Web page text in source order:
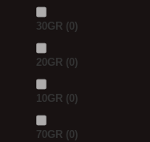
30GR (0)
20GR (0)
10GR (0)
70GR (0)